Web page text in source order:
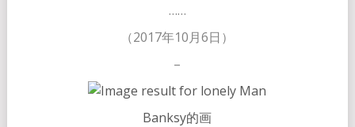
……
（2017年10月6日）
–
Banksy的画